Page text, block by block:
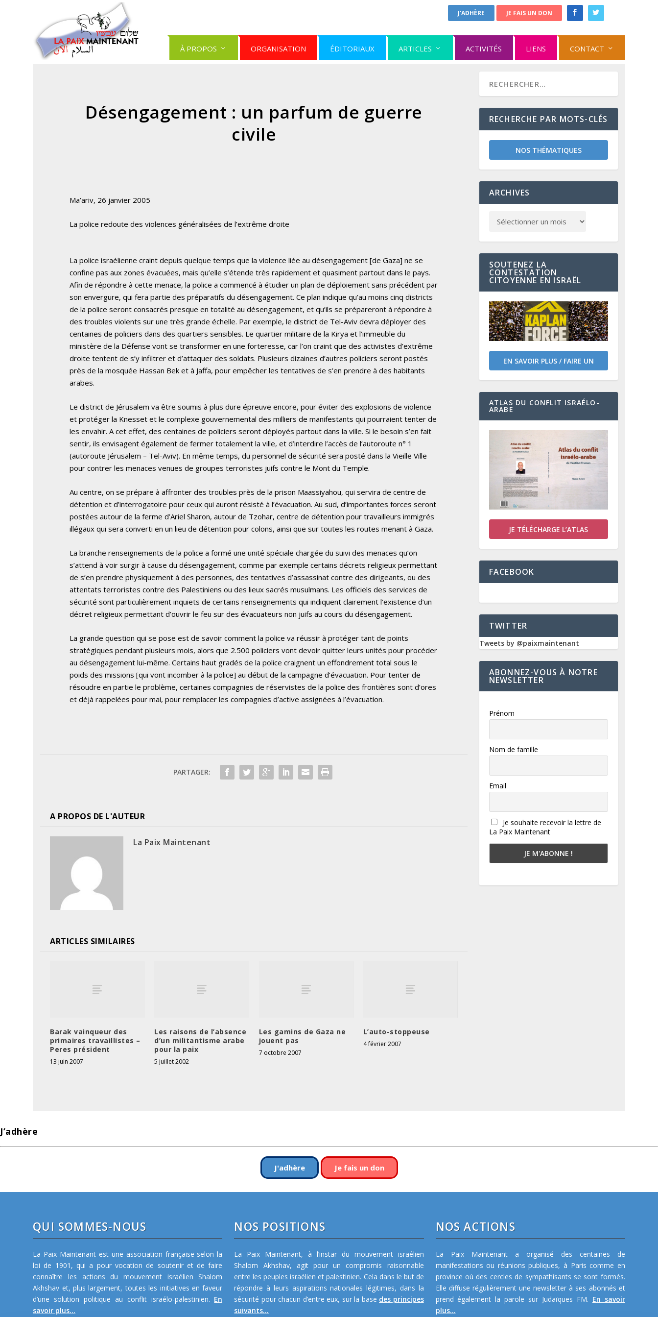
J'ADHÈRE JE FAIS UN DON
À PROPOS ORGANISATION ÉDITORIAUX ARTICLES ACTIVITÉS LIENS CONTACT
Désengagement : un parfum de guerre
civile
Ma’ariv, 26 janvier 2005
La police redoute des violences généralisées de l’extrême droite
La police israélienne craint depuis quelque temps que la violence liée au désengagement [de Gaza] ne se
confine pas aux zones évacuées, mais qu’elle s’étende très rapidement et quasiment partout dans le pays.
Afin de répondre à cette menace, la police a commencé à étudier un plan de déploiement sans précédent par
son envergure, qui fera partie des préparatifs du désengagement. Ce plan indique qu’au moins cinq districts
de la police seront consacrés presque en totalité au désengagement, et qu’ils se prépareront à répondre à
des troubles violents sur une très grande échelle. Par exemple, le district de Tel-Aviv devra déployer des
centaines de policiers dans des quartiers sensibles. Le quartier militaire de la Kirya et l’immeuble du
ministère de la Défense vont se transformer en une forteresse, car l’on craint que des activistes d’extrême
droite tentent de s’y infiltrer et d’attaquer des soldats. Plusieurs dizaines d’autres policiers seront postés
près de la mosquée Hassan Bek et à Jaffa, pour empêcher les tentatives de s’en prendre à des habitants
arabes.
Le district de Jérusalem va être soumis à plus dure épreuve encore, pour éviter des explosions de violence
et protéger la Knesset et le complexe gouvernemental des milliers de manifestants qui pourraient tenter de
les envahir. A cet effet, des centaines de policiers seront déployés partout dans la ville. Si le besoin s’en fait
sentir, ils envisagent également de fermer totalement la ville, et d’interdire l’accès de l’autoroute n° 1
(autoroute Jérusalem – Tel-Aviv). En même temps, du personnel de sécurité sera posté dans la Vieille Ville
pour contrer les menaces venues de groupes terroristes juifs contre le Mont du Temple.
Au centre, on se prépare à affronter des troubles près de la prison Maassiyahou, qui servira de centre de
détention et d’interrogatoire pour ceux qui auront résisté à l’évacuation. Au sud, d’importantes forces seront
postées autour de la ferme d’Ariel Sharon, autour de Tzohar, centre de détention pour travailleurs immigrés
illégaux qui sera converti en un lieu de détention pour colons, ainsi que sur toutes les routes menant à Gaza.
La branche renseignements de la police a formé une unité spéciale chargée du suivi des menaces qu’on
s’attend à voir surgir à cause du désengagement, comme par exemple certains décrets religieux permettant
de s’en prendre physiquement à des personnes, des tentatives d’assassinat contre des dirigeants, ou des
attentats terroristes contre des Palestiniens ou des lieux sacrés musulmans. Les officiels des services de
sécurité sont particulièrement inquiets de certains renseignements qui indiquent clairement l’existence d’un
décret religieux permettant d’ouvrir le feu sur des évacuateurs non juifs au cours du désengagement.
La grande question qui se pose est de savoir comment la police va réussir à protéger tant de points
stratégiques pendant plusieurs mois, alors que 2.500 policiers vont devoir quitter leurs unités pour procéder
au désengagement lui-même. Certains haut gradés de la police craignent un effondrement total sous le
poids des missions [qui vont incomber à la police] au début de la campagne d’évacuation. Pour tenter de
résoudre en partie le problème, certaines compagnies de réservistes de la police des frontières sont d’ores
et déjà rappelées pour mai, pour remplacer les compagnies d’active assignées à l’évacuation.
PARTAGER:
A PROPOS DE L'AUTEUR
La Paix Maintenant
ARTICLES SIMILAIRES
Barak vainqueur des
primaires travaillistes –
Peres président
13 juin 2007
Les raisons de l’absence
d’un militantisme arabe
pour la paix
5 juillet 2002
Les gamins de Gaza ne
jouent pas
7 octobre 2007
L’auto-stoppeuse
4 février 2007
RECHERCHE PAR MOTS-CLÉS
NOS THÉMATIQUES
ARCHIVES
SOUTENEZ LA
CONTESTATION
CITOYENNE EN ISRAËL
EN SAVOIR PLUS / FAIRE UN
DON
ATLAS DU CONFLIT ISRAÉLO-
ARABE
JE TÉLÉCHARGE L’ATLAS
FACEBOOK
TWITTER
Tweets by @paixmaintenant
ABONNEZ-VOUS À NOTRE
NEWSLETTER
Prénom
Nom de famille
Email
Je souhaite recevoir la lettre de
La Paix Maintenant
J’adhère
J'adhère Je fais un don
QUI SOMMES-NOUS
La Paix Maintenant est une association française selon la
loi de 1901, qui a pour vocation de soutenir et de faire
connaître les actions du mouvement israélien Shalom
Akhshav et, plus largement, toutes les initiatives en faveur
d’une solution politique au conflit israélo-palestinien. En
savoir plus...
NOS POSITIONS
La Paix Maintenant, à l’instar du mouvement israélien
Shalom Akhshav, agit pour un compromis raisonnable
entre les peuples israélien et palestinien. Cela dans le but de
répondre à leurs aspirations nationales légitimes, dans la
sécurité pour chacun d’entre eux, sur la base des principes
suivants...
NOS ACTIONS
La Paix Maintenant a organisé des centaines de
manifestations ou réunions publiques, à Paris comme en
province où des cercles de sympathisants se sont formés.
Elle diffuse régulièrement une newsletter à ses abonnés et
prend également la parole sur Judaïques FM. En savoir
plus...